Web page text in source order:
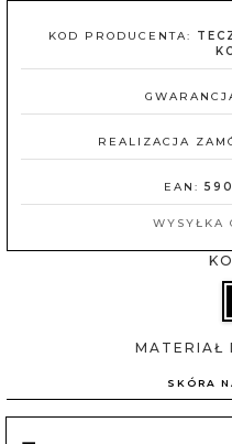
KOD PRODUCENTA:
REALIZACJA
EAN:
WYSYŁKA
MATERIAŁ
SKÓRA